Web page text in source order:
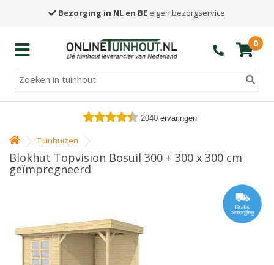
Bezorging in NL en BE eigen bezorgservice
0
2040 ervaringen
Tuinhuizen
Blokhut Topvision Bosuil 300 + 300 x 300 cm
geïmpregneerd